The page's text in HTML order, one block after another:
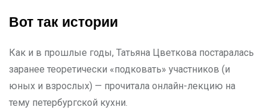
Вот так истории
Как и в прошлые годы, Татьяна Цветкова постаралась
заранее теоретически «подковать» участников (и
юных и взрослых) — прочитала онлайн-лекцию на
тему петербургской кухни.